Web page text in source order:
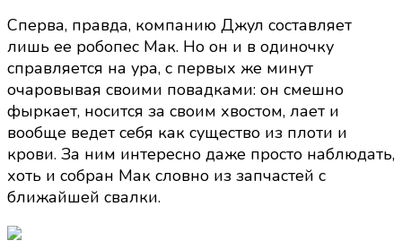
Сперва, правда, компанию Джул составляет
лишь ее робопес Мак. Но он и в одиночку
справляется на ура, с первых же минут
очаровывая своими повадками: он смешно
фыркает, носится за своим хвостом, лает и
вообще ведет себя как существо из плоти и
крови. За ним интересно даже просто наблюдать,
хоть и собран Мак словно из запчастей с
ближайшей свалки.